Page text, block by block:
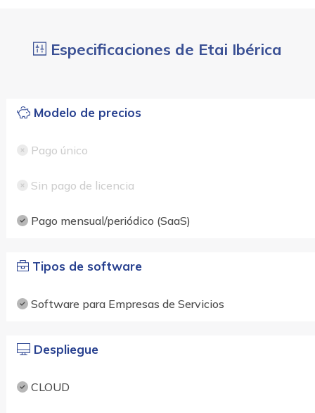
Especificaciones de Etai Ibérica
Modelo de precios
Pago único
Sin pago de licencia
Pago mensual/periódico (SaaS)
Tipos de software
Software para Empresas de Servicios
Despliegue
CLOUD